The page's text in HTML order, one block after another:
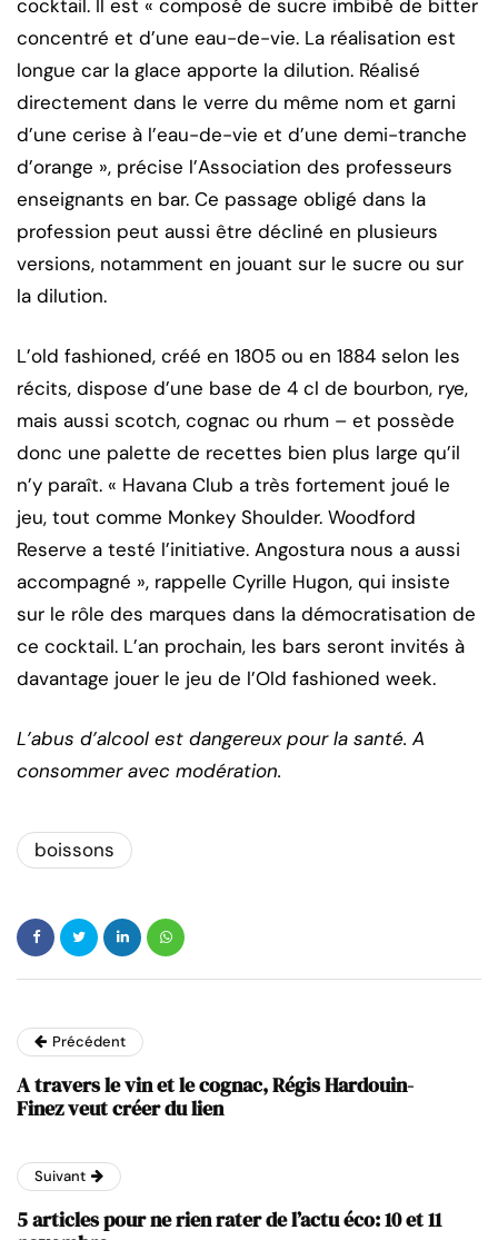
cocktail. Il est « composé de sucre imbibé de bitter
concentré et d’une eau-de-vie. La réalisation est
longue car la glace apporte la dilution. Réalisé
directement dans le verre du même nom et garni
d’une cerise à l’eau-de-vie et d’une demi-tranche
d’orange », précise l’Association des professeurs
enseignants en bar. Ce passage obligé dans la
profession peut aussi être décliné en plusieurs
versions, notamment en jouant sur le sucre ou sur
la dilution.
L’old fashioned, créé en 1805 ou en 1884 selon les
récits, dispose d’une base de 4 cl de bourbon, rye,
mais aussi scotch, cognac ou rhum – et possède
donc une palette de recettes bien plus large qu’il
n’y paraît. « Havana Club a très fortement joué le
jeu, tout comme Monkey Shoulder. Woodford
Reserve a testé l’initiative. Angostura nous a aussi
accompagné », rappelle Cyrille Hugon, qui insiste
sur le rôle des marques dans la démocratisation de
ce cocktail. L’an prochain, les bars seront invités à
davantage jouer le jeu de l’Old fashioned week.
L’abus d’alcool est dangereux pour la santé. A
consommer avec modération.
boissons
Précédent
A travers le vin et le cognac, Régis Hardouin-
Finez veut créer du lien
Suivant
5 articles pour ne rien rater de l’actu éco: 10 et 11